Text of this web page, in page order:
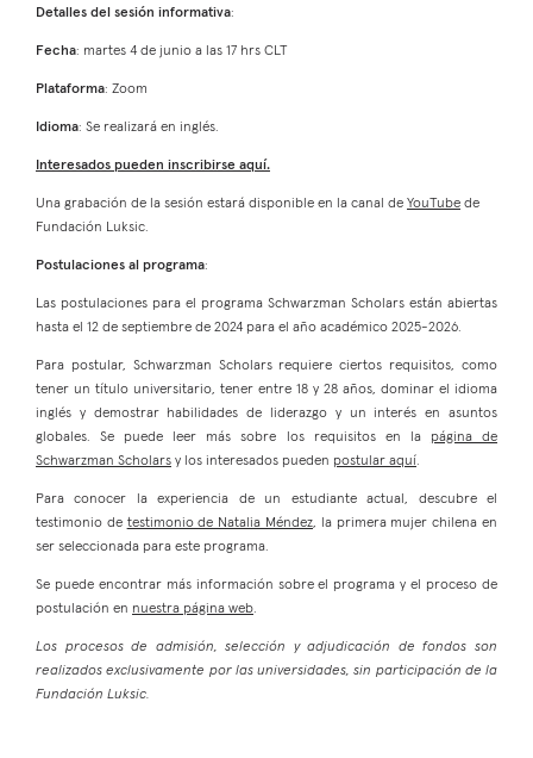
Detalles del sesión informativa:
Fecha: martes 4 de junio a las 17 hrs CLT
Plataforma: Zoom
Idioma: Se realizará en inglés.
Interesados pueden inscribirse aquí.
Una grabación de la sesión estará disponible en la canal de YouTube de
Fundación Luksic.
Postulaciones al programa:
Las postulaciones para el programa Schwarzman Scholars están abiertas
hasta el 12 de septiembre de 2024 para el año académico 2025-2026.
Para postular, Schwarzman Scholars requiere ciertos requisitos, como
tener un título universitario, tener entre 18 y 28 años, dominar el idioma
inglés y demostrar habilidades de liderazgo y un interés en asuntos
globales. Se puede leer más sobre los requisitos en la página de
Schwarzman Scholars y los interesados pueden postular aquí.
Para conocer la experiencia de un estudiante actual, descubre el
testimonio de testimonio de Natalia Méndez, la primera mujer chilena en
ser seleccionada para este programa.
Se puede encontrar más información sobre el programa y el proceso de
postulación en nuestra página web.
Los procesos de admisión, selección y adjudicación de fondos son
realizados exclusivamente por las universidades, sin participación de la
Fundación Luksic.